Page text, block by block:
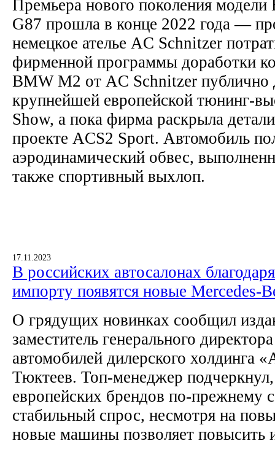
Премьера нового поколения
G87 прошла в конце 2022 года —
немецкое ателье AC Schnitzer
фирменной программы доработки
BMW M2 от AC Schnitzer публично
крупнейшей европейской тюнинг-
Show, а пока фирма раскрыла
проекте ACS2 Sport. Автомобиль
аэродинамический обвес,
также спортивный выхлоп.
17.11.2023
В российских автосалонах
импорту появятся новые Mercedes-
О грядущих новинках сообщил
заместитель генерального
автомобилей дилерского холдинга
Тюктеев. Топ-менеджер
европейских брендов по-прежнему
стабильный спрос, несмотря на
новые машины позволяет повысить